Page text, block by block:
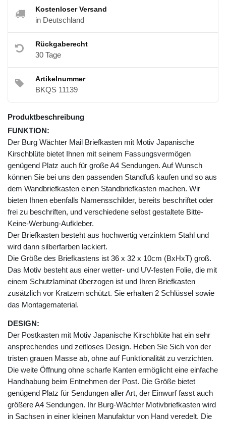
Kostenloser Versand
in Deutschland
Rückgaberecht
30 Tage
Artikelnummer
BKQS 11139
Produktbeschreibung
FUNKTION:
Der Burg Wächter Mail Briefkasten mit Motiv Japanische
Kirschblüte bietet Ihnen mit seinem Fassungsvermögen
genügend Platz auch für große A4 Sendungen. Auf Wunsch
können Sie bei uns den passenden Standfuß kaufen und so aus
dem Wandbriefkasten einen Standbriefkasten machen. Wir
bieten Ihnen ebenfalls Namensschilder, bereits beschriftet oder
frei zu beschriften, und verschiedene selbst gestaltete Bitte-
Keine-Werbung-Aufkleber.
Der Briefkasten besteht aus hochwertig verzinktem Stahl und
wird dann silberfarben lackiert.
Die Größe des Briefkastens ist 36 x 32 x 10cm (BxHxT) groß.
Das Motiv besteht aus einer wetter- und UV-festen Folie, die mit
einem Schutzlaminat überzogen ist und Ihren Briefkasten
zusätzlich vor Kratzern schützt. Sie erhalten 2 Schlüssel sowie
das Montagematerial.
DESIGN:
Der Postkasten mit Motiv Japanische Kirschblüte hat ein sehr
ansprechendes und zeitloses Design. Heben Sie Sich von der
tristen grauen Masse ab, ohne auf Funktionalität zu verzichten.
Die weite Öffnung ohne scharfe Kanten ermöglicht eine einfache
Handhabung beim Entnehmen der Post. Die Größe bietet
genügend Platz für Sendungen aller Art, der Einwurf fasst auch
größere A4 Sendungen. Ihr Burg-Wächter Motivbriefkasten wird
in Sachsen in einer kleinen Manufaktur von Hand veredelt. Die